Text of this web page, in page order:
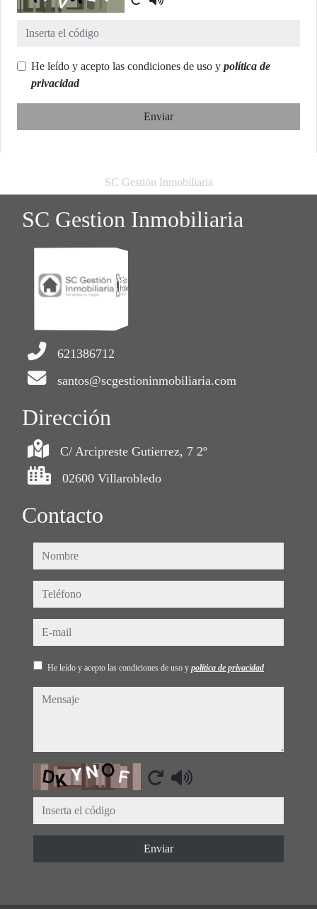
He leído y acepto las condiciones de uso y política de
privacidad
Enviar
SC Gestión Inmobiliaria
SC Gestion Inmobiliaria
621386712
santos@scgestioninmobiliaria.com
Dirección
C/ Arcipreste Gutierrez, 7 2º
02600 Villarobledo
Contacto
nombre
teléfono
e-mail
He leído y acepto las condiciones de uso y política de privacidad
mensaje
Captcha
Enviar